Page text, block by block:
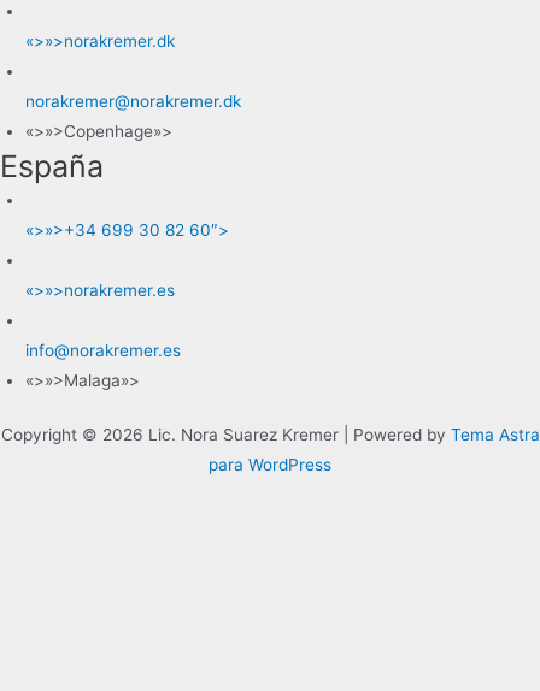
«>»>norakremer.dk
norakremer@norakremer.dk
«>»>Copenhage»>
España
«>»>+34 699 30 82 60″>
«>»>norakremer.es
info@norakremer.es
«>»>Malaga»>
Copyright © 2026 Lic. Nora Suarez Kremer | Powered by Tema Astra
para WordPress